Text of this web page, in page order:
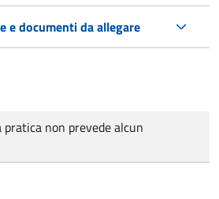
e documenti da allegare
non prevede alcun